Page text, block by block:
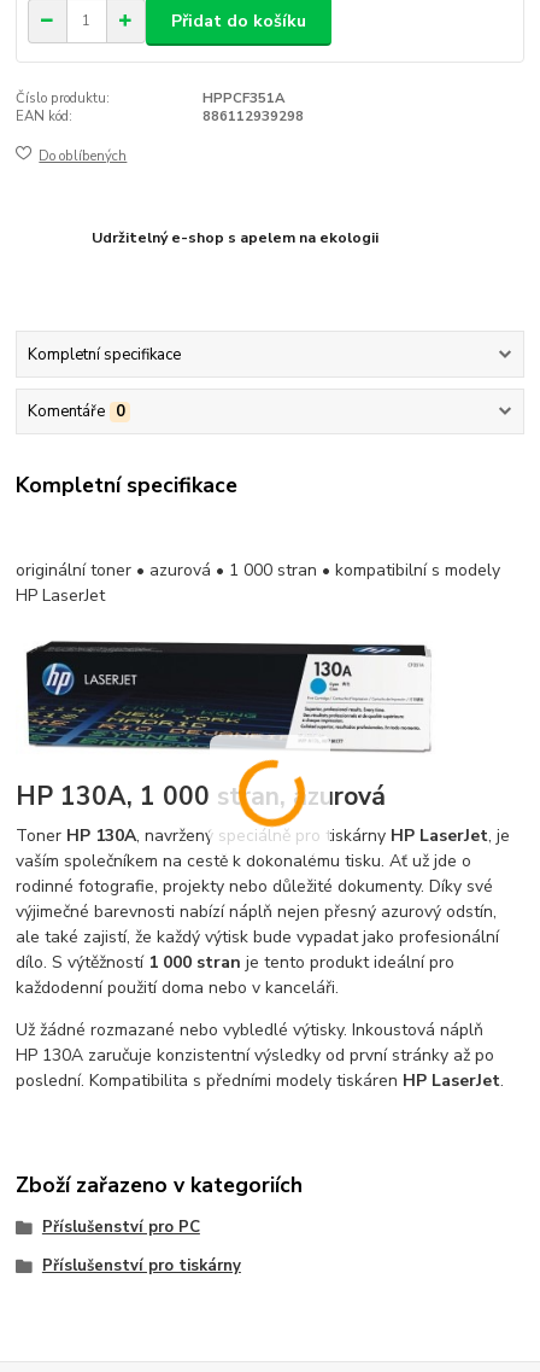
Přidat do košíku
Číslo produktu:
HPPCF351A
EAN kód:
886112939298
Do oblíbených
Udržitelný e-shop s apelem na ekologii
Kompletní specifikace
Komentáře 0
Kompletní specifikace
originální toner • azurová • 1 000 stran • kompatibilní s modely
HP LaserJet
HP 130A, 1 000 stran, azurová
Toner HP 130A, navržený speciálně pro tiskárny HP LaserJet, je
vaším společníkem na cestě k dokonalému tisku. Ať už jde o
rodinné fotografie, projekty nebo důležité dokumenty. Díky své
výjimečné barevnosti nabízí náplň nejen přesný azurový odstín,
ale také zajistí, že každý výtisk bude vypadat jako profesionální
dílo. S výtěžností1 000 stran je tento produkt ideální pro
každodenní použití doma nebo v kanceláři.
Už žádné rozmazané nebo vybledlé výtisky. Inkoustová náplň
HP 130A zaručuje konzistentní výsledky od první stránky až po
poslední. Kompatibilita s předními modely tiskáren HP LaserJet.
Zboží zařazeno v kategoriích
Příslušenství pro PC
Příslušenství pro tiskárny